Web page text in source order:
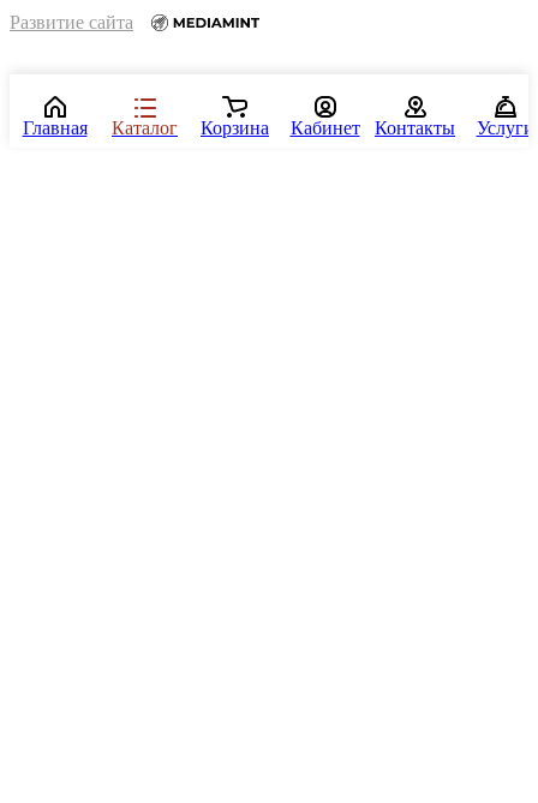
Развитие сайта
Главная Каталог Корзина Кабинет Контакты Услуги